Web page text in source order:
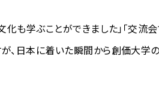
化も学ぶことができました」「交
日本に着いた瞬間から創価大学